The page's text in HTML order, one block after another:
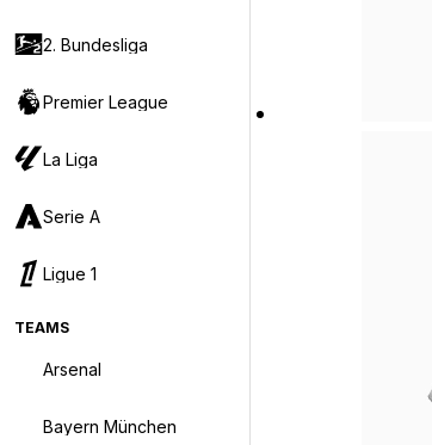
2. Bundesliga
Premier League
La Liga
Serie A
Ligue 1
TEAMS
Arsenal
Bayern München